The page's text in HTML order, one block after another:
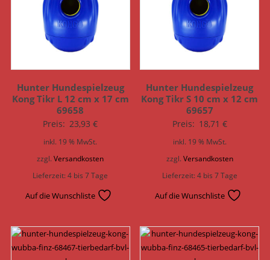
Hunter Hundespielzeug
Kong Tikr L 12 cm x 17 cm
69658
Preis: 23,93€
inkl. 19 % MwSt.
zzgl.Versandkosten
Lieferzeit:4 bis 7 Tage
Auf die Wunschliste
Hunter Hundespielzeug
Kong Tikr S 10 cm x 12 cm
69657
Preis: 18,71 €
inkl. 19 % MwSt.
zzgl. Versandkosten
Lieferzeit:4 bis 7 Tage
Auf die Wunschliste